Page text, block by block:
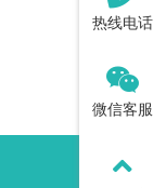
热线电话
微信客服